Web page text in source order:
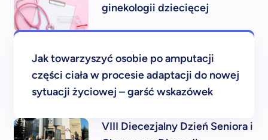
ginekologii dziecięcej
Jak towarzyszyć osobie po amputacji
części ciała w procesie adaptacji do nowej
sytuacji życiowej – garść wskazówek
VIII Diecezjalny Dzień Seniora i